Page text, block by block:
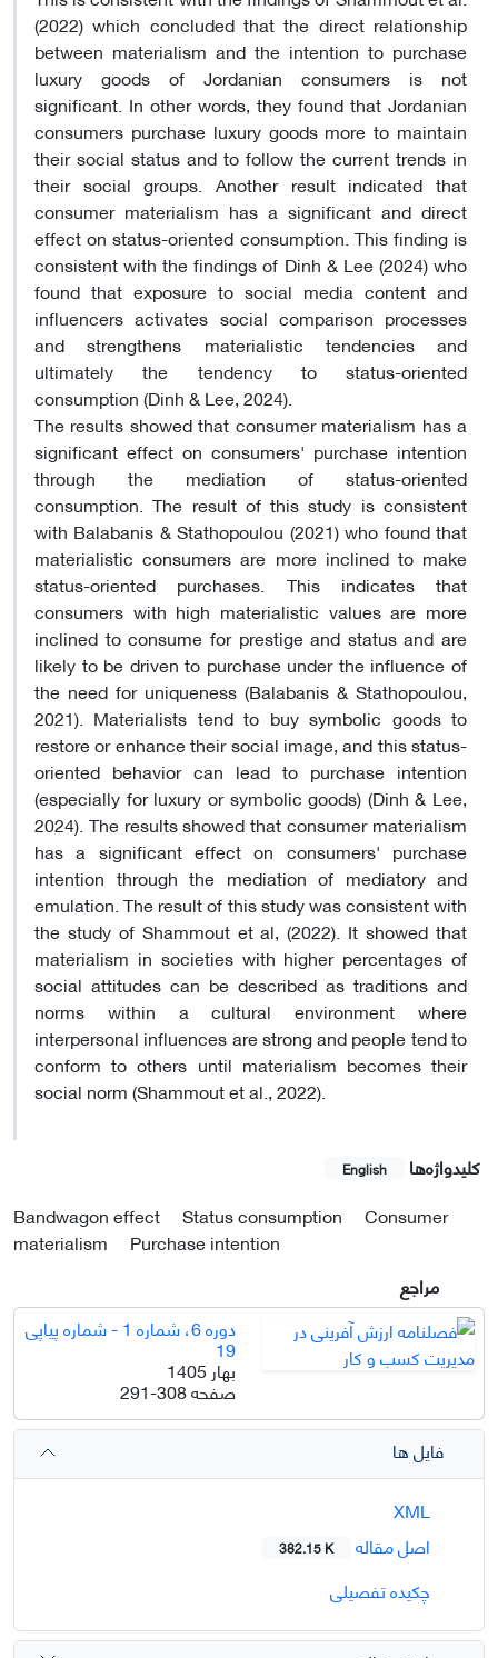
(2022) which concluded that the direct relationship
between materialism and the intention to purchase
luxury goods of Jordanian consumers is not
significant. In other words, they found that Jordanian
consumers purchase luxury goods more to maintain
their social status and to follow the current trends in
their social groups. Another result indicated that
consumer materialism has a significant and direct
effect on status-oriented consumption. This finding is
consistent with the findings of Dinh & Lee (2024) who
found that exposure to social media content and
influencers activates social comparison processes
and strengthens materialistic tendencies and
ultimately the tendency to status-oriented
consumption (Dinh & Lee, 2024).
The results showed that consumer materialism has a
significant effect on consumers' purchase intention
through the mediation of status-oriented
consumption. The result of this study is consistent
with Balabanis & Stathopoulou (2021) who found that
materialistic consumers are more inclined to make
status-oriented purchases. This indicates that
consumers with high materialistic values ​​are more
inclined to consume for prestige and status and are
likely to be driven to purchase under the influence of
the need for uniqueness (Balabanis & Stathopoulou,
2021). Materialists tend to buy symbolic goods to
restore or enhance their social image, and this status-
oriented behavior can lead to purchase intention
(especially for luxury or symbolic goods) (Dinh & Lee,
2024). The results showed that consumer materialism
has a significant effect on consumers' purchase
intention through the mediation of mediatoryand
emulation. The result of this study was consistent with
the study of Shammout et al, (2022). It showed that
materialism in societies with higher percentages of
social attitudes can be described as traditions and
norms within a cultural environment where
interpersonal influences are strong and people tend to
conform to others until materialism becomes their
social norm (Shammout et al., 2022).
کلیدواژه‌ها English
Bandwagon effect Status consumption
Consumer
materialism
Purchase intention
مراجع
دوره 6، شماره 1 - شماره پیاپی
19
بهار 1405
صفحه291-308
فایل ها
اصل مقاله
382.15 K
چکیده تفصیلی